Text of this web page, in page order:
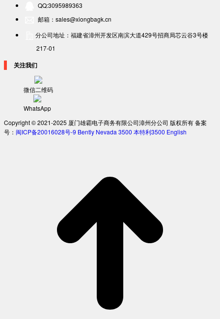
QQ:3095989363
邮箱：sales@xiongbagk.cn
分公司地址：福建省漳州开发区南滨大道429号招商局芯云谷3号楼
217-01
关注我们
微信二维码
WhatsApp
Copyright © 2021-2025 厦门雄霸电子商务有限公司漳州分公司 版权所有 备案
号： 闽ICP备20016028号-9 Bently Nevada 3500 本特利3500 English